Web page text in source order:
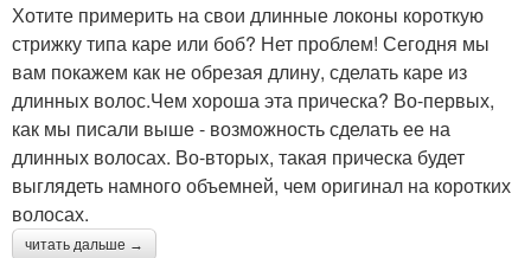
Хотите примерить на свои длинные локоны короткую
стрижку типа каре или боб? Нет проблем! Сегодня мы
вам покажем как не обрезая длину, сделать каре из
длинных волос.Чем хороша эта прическа? Во-первых,
как мы писали выше - возможность сделать ее на
длинных волосах. Во-вторых, такая прическа будет
выглядеть намного объемней, чем оригинал на коротких
волосах.
читать дальше →